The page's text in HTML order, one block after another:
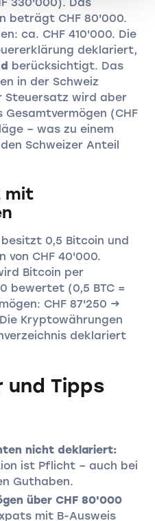
beträgt CHF 80'000.
ca. CHF 410'000. Die
deklariert,
berücksichtigt. Das
in der Schweiz
Steuersatz wird aber
(CHF
– was zu einem
Schweizer Anteil
mit
0,5 Bitcoin und
von CHF 40'000.
Bitcoin per
bewertet (0,5 BTC =
CHF 87'250 →
Kryptowährungen
deklariert
und Tipps
nicht deklariert:
ist Pflicht – auch bei
Guthaben.
über CHF 80'000
mit B-Ausweis